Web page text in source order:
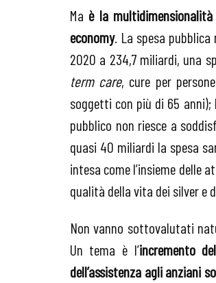
Ma è la
economy. La spesa pubblica
2020 a 234,7 miliardi, una
term care, cure per
soggetti con più di 65
pubblico non riesce a
quasi 40 miliardi la spesa
intesa come l’insieme delle
qualità della vita dei silver e
Non vanno sottovalutati
Un tema è l’incremento
dell’assistenza agli anziani